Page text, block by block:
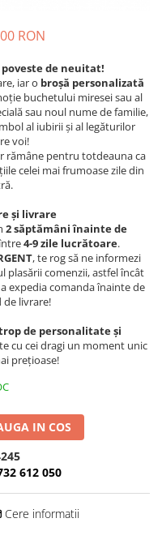
RON
de neuitat!
iar o broșă personalizată
buchetului miresei sau al
sau noul nume de familie,
al iubirii și al legăturilor
voi!
rămâne pentru totdeauna ca
celei mai frumoase zile din
și livrare
2 săptămâni înainte de
4-9zile lucrătoare.
, te rog să ne informezi
plasării comenzii, astfel încât
expedia comanda înainte de
livrare!
de personalitate și
cu cei dragi un moment unic
prețioase!
IN COS
612 050
Cere informatii